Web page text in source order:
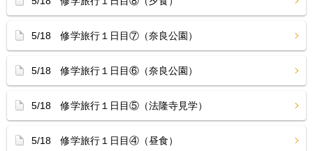
5/18 修学旅行１日目⑦（奈良公園）
5/18 修学旅行１日目⑥（奈良公園）
5/18 修学旅行１日目⑤（法隆寺見学）
5/18 修学旅行１日目④（昼食）